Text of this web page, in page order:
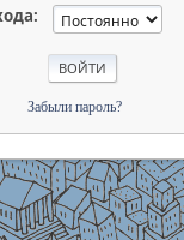
Забыли пароль?